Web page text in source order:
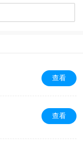
查看
查看